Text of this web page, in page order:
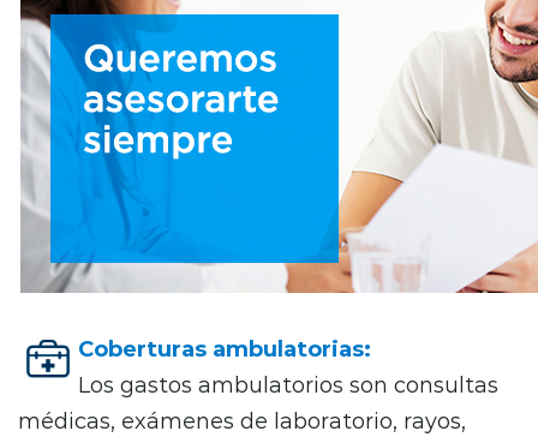
Coberturas ambulatorias:
Los gastos ambulatorios son consultas
médicas, exámenes de laboratorio, rayos,